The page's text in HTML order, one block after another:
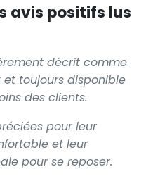
avis positifs lus
décrit comme
toujours disponible
des clients.
pour leur
et leur
pour se reposer.